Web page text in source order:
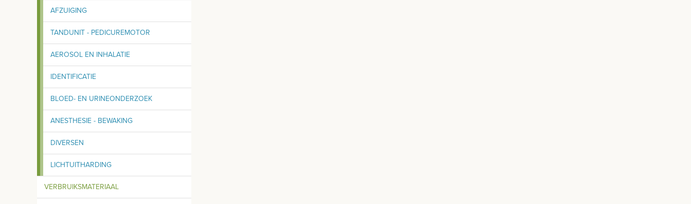
AFZUIGING
TANDUNIT - PEDICUREMOTOR
AEROSOL EN INHALATIE
IDENTIFICATIE
BLOED- EN URINEONDERZOEK
ANESTHESIE - BEWAKING
DIVERSEN
LICHTUITHARDING
VERBRUIKSMATERIAAL